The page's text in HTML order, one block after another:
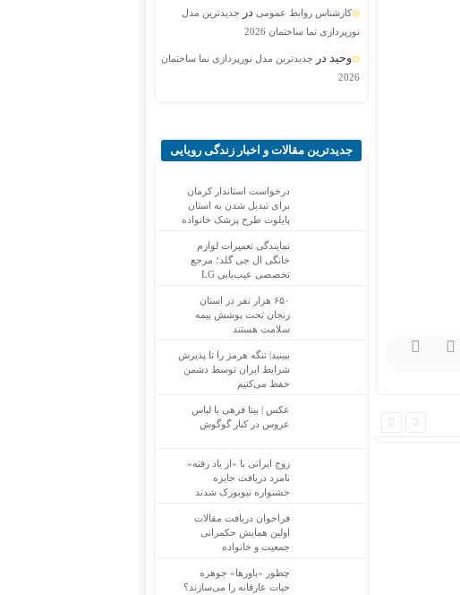
کارشناس روابط عمومی در
جدیدترین مدل
نورپردازی نما ساختمان 2026
وحید در
جدیدترین مدل نورپردازی نما ساختمان
2026
جدیدترین مقالات و اخبار زندگی رویایی
درخواست استاندار کرمان
برای تبدیل شدن به استان
پایلوت طرح پزشک خانواده
نمایندگی تعمیرات لوازم
خانگی ال جی گلد؛ مرجع
تخصصی عیب‌یابی LG
۶۵۰ هزار نفر در استان
زنجان تحت پوشش بیمه
سلامت هستند
ببینید| تنگه هرمز را تا پذیرش
شرایط ایران توسط دشمن
حفظ می‌کنیم
عکس | بیتا فرهی با لباس
عروس در کنار گوگوش
زوج ایرانی با «از یاد رفته»
نامزد دریافت جایزه
جشنواره نیویورک شدند
فراخوان دریافت مقالات
اولین همایش حکمرانی
جمعیت و خانواده
چطور «باورها» جوهره
حیات عارفانه را می‌سازند؟